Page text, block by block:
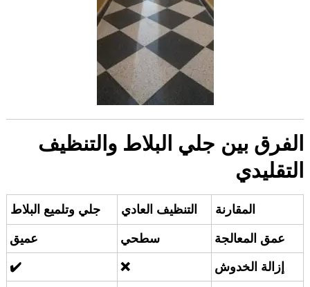
الفرق بين جلي البلاط والتنظيف
التقليدي
المقارنة التنظيف العادي جلي وتلميع البلاط
عمق المعالجة سطحي عميق
إزالة الخدوش ❌
✔️